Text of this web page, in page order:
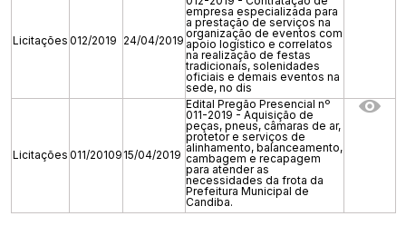
Licitações 012/2019 24/04/2019
empresa especializada para
a prestação de serviços na
organização de eventos com
apoio logístico e correlatos
na realização de festas
tradicionais, solenidades
oficiais e demais eventos na
sede, no dis
Licitações 011/20109 15/04/2019
Edital Pregão Presencial nº
011-2019 - Aquisição de
peças, pneus, câmaras de ar,
protetor e serviços de
alinhamento, balanceamento,
cambagem e recapagem
para atender as
necessidades da frota da
Prefeitura Municipal de
Candiba.